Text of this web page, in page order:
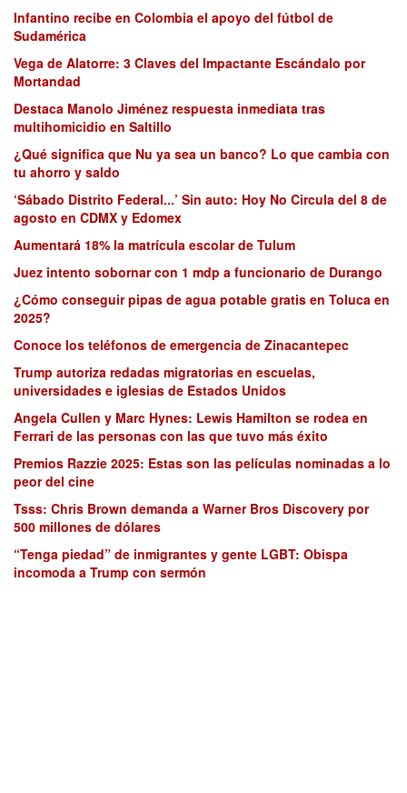
Infantino recibe en Colombia el apoyo del fútbol de
Sudamérica
Vega de Alatorre: 3 Claves del Impactante Escándalo por
Mortandad
Destaca Manolo Jiménez respuesta inmediata tras
multihomicidio en Saltillo
¿Qué significa que Nu ya sea un banco? Lo que cambia con
tu ahorro y saldo
‘Sábado Distrito Federal...’ Sin auto: Hoy No Circula del 8 de
agosto en CDMX y Edomex
Aumentará 18% la matrícula escolar de Tulum
Juez intento sobornar con 1 mdp a funcionario de Durango
¿Cómo conseguir pipas de agua potable gratis en Toluca en
2025?
Conoce los teléfonos de emergencia de Zinacantepec
Trump autoriza redadas migratorias en escuelas,
universidades e iglesias de Estados Unidos
Angela Cullen y Marc Hynes: Lewis Hamilton se rodea en
Ferrari de las personas con las que tuvo más éxito
Premios Razzie 2025: Estas son las películas nominadas a lo
peor del cine
Tsss: Chris Brown demanda a Warner Bros Discovery por
500 millones de dólares
“Tenga piedad” de inmigrantes y gente LGBT: Obispa
incomoda a Trump con sermón